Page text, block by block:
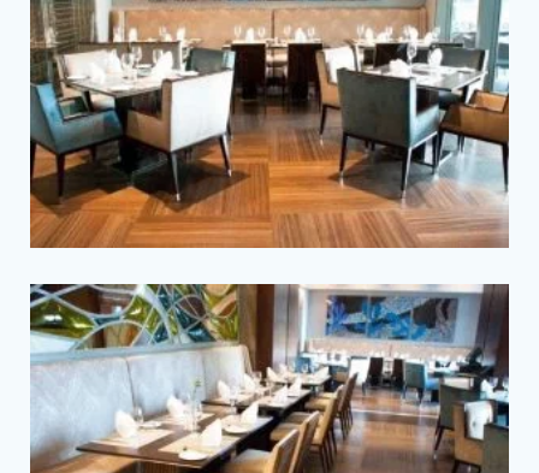
Tam Ekran
Tam Ekran